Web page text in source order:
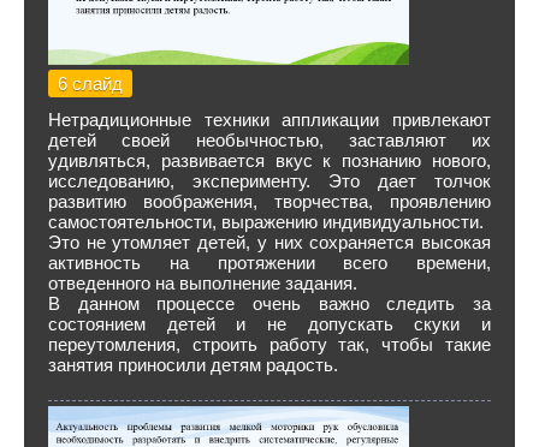
6 слайд
Нетрадиционные техники аппликации привлекают
детей своей необычностью, заставляют их
удивляться, развивается вкус к познанию нового,
исследованию, эксперименту. Это дает толчок
развитию воображения, творчества, проявлению
самостоятельности, выражению индивидуальности.
Это не утомляет детей, у них сохраняется высокая
активность на протяжении всего времени,
отведенного на выполнение задания.
В данном процессе очень важно следить за
состоянием детей и не допускать скуки и
переутомления, строить работу так, чтобы такие
занятия приносили детям радость.